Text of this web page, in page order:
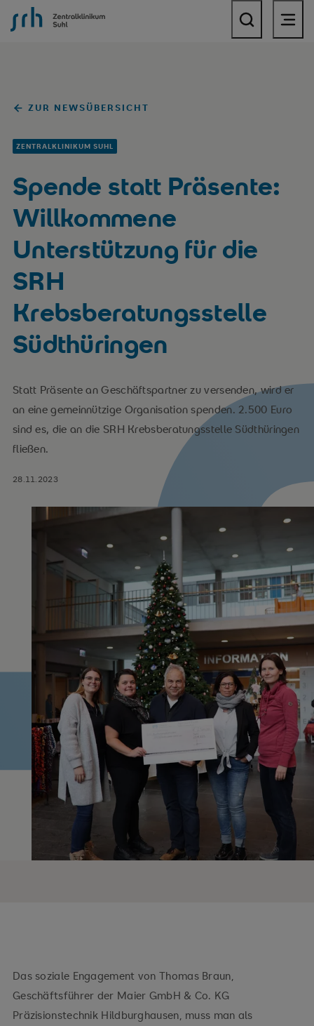
SRH Zentralklinikum Suhl
ZUR NEWSÜBERSICHT
ZENTRALKLINIKUM SUHL
Spende statt Präsente:
Willkommene
Unterstützung für die
SRH
Krebsberatungsstelle
Südthüringen
Statt Präsente an Geschäftspartner zu versenden, wird er
an eine gemeinnützige Organisation spenden. 2.500 Euro
sind es, die an die SRH Krebsberatungsstelle Südthüringen
fließen.
28.11.2023
Das soziale Engagement von Thomas Braun,
Geschäftsführer der Maier GmbH & Co. KG
Präzisionstechnik Hildburghausen, muss man als